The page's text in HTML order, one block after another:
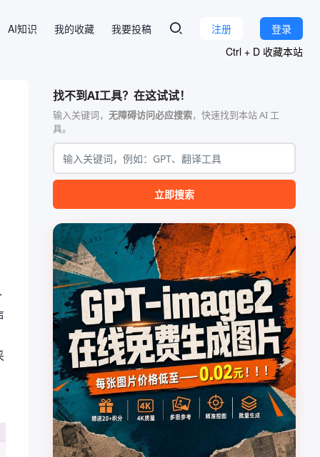
登录
注册
AI知识 我的收藏
我要投稿
Ctrl + D 收藏本站
找不到AI工具？在这试试！
输入关键词， 无障碍访问必应搜索，快速找到本站 AI 工
具。
立即搜索